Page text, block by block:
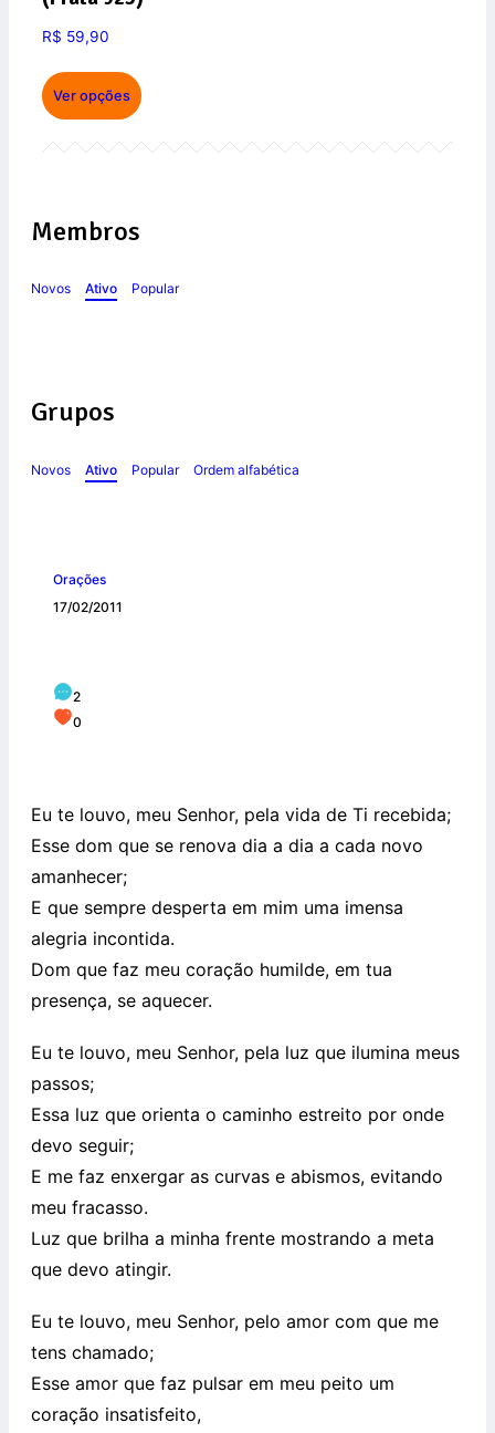
R$ 59,90
Ver opções
Membros
Novos Ativo Popular
Grupos
Novos Ativo Popular Ordem alfabética
Orações
17/02/2011
2
0
Eu te louvo, meu Senhor, pela vida de Ti recebida;
Esse dom que se renova dia a dia a cada novo
amanhecer;
E que sempre desperta em mim uma imensa
alegria incontida.
Dom que faz meu coração humilde, em tua
presença, se aquecer.
Eu te louvo, meu Senhor, pela luz que ilumina meus
passos;
Essa luz que orienta o caminho estreito por onde
devo seguir;
E me faz enxergar as curvas e abismos, evitando
meu fracasso.
Luz que brilha a minha frente mostrando a meta
que devo atingir.
Eu te louvo, meu Senhor, pelo amor com que me
tens chamado;
Esse amor que faz pulsar em meu peito um
coração insatisfeito,